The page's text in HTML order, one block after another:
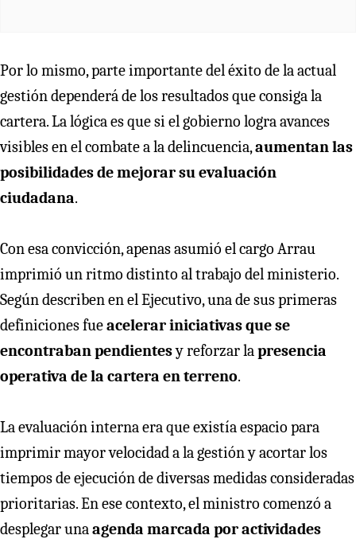
Por lo mismo, parte importante del éxito de la actual
gestión dependerá de los resultados que consiga la
cartera. La lógica es que si el gobierno logra avances
visibles en el combate a la delincuencia,aumentan las
posibilidades de mejorar su evaluación
ciudadana.
Con esa convicción, apenas asumió el cargo Arrau
imprimió un ritmo distinto al trabajo del ministerio.
Según describen en el Ejecutivo, una de sus primeras
definiciones fueacelerar iniciativas que se
encontraban pendientesy reforzar lapresencia
operativa de la cartera en terreno.
La evaluación interna era que existía espacio para
imprimir mayor velocidad a la gestión y acortar los
tiempos de ejecución de diversas medidas consideradas
prioritarias. En ese contexto, el ministro comenzó a
desplegar unaagenda marcada por actividades